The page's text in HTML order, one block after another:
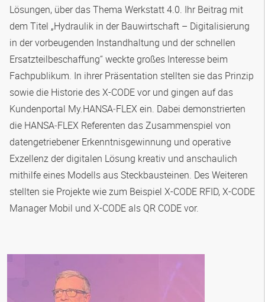
Lösungen, über das Thema Werkstatt 4.0. Ihr Beitrag mit
dem Titel „Hydraulik in der Bauwirtschaft – Digitalisierung
in der vorbeugenden Instandhaltung und der schnellen
Ersatzteilbeschaffung“ weckte großes Interesse beim
Fachpublikum. In ihrer Präsentation stellten sie das Prinzip
sowie die Historie des X-CODE vor und gingen auf das
Kundenportal My.HANSA‑FLEX ein. Dabei demonstrierten
die HANSA‑FLEX Referenten das Zusammenspiel von
datengetriebener Erkenntnisgewinnung und operative
Exzellenz der digitalen Lösung kreativ und anschaulich
mithilfe eines Modells aus Steckbausteinen. Des Weiteren
stellten sie Projekte wie zum Beispiel X-CODE RFID, X-CODE
Manager Mobil und X-CODE als QR CODE vor.